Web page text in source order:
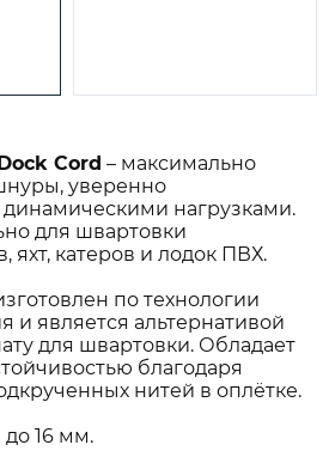
Cord – максимально
уверенно
нагрузками.
для швартовки
яхт, катеров и лодок ПВХ.
по технологии
и является альтернативой
для швартовки. Обладает
благодаря
нитей в оплётке.
до 16 мм.